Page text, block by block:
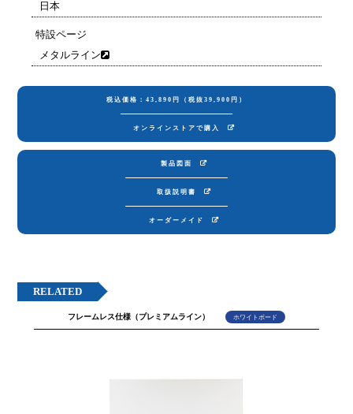
日本
特設ページ
メタルライン
税込価格：43,890円（税抜39,900円）
オンラインストアで購入
製品図面
取扱説明書
オーダーメイド
RELATED
フレームレス仕様（プレミアムライン） ホワイトボード